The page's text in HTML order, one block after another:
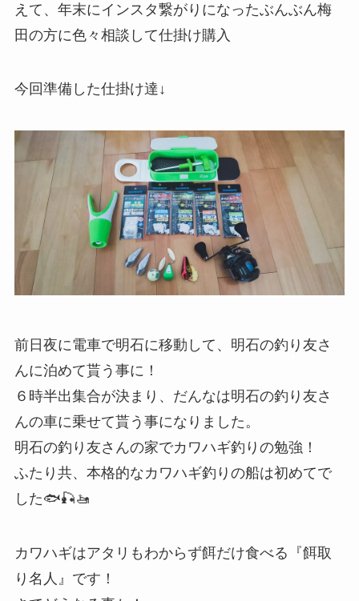
えて、年末にインスタ繋がりになったぶんぶん梅
田の方に色々相談して仕掛け購入
今回準備した仕掛け達↓
前日夜に電車で明石に移動して、明石の釣り友さ
んに泊めて貰う事に！
６時半出集合が決まり、だんなは明石の釣り友さ
んの車に乗せて貰う事になりました。
明石の釣り友さんの家でカワハギ釣りの勉強！
ふたり共、本格的なカワハギ釣りの船は初めてで
した🐟🎣🚤
カワハギはアタリもわからず餌だけ食べる『餌取
り名人』です！